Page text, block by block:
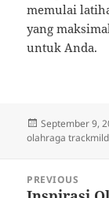
memulai
yang
untuk Anda.
Posted
on
September 9,
olahraga trackmild
navigation
PREVIOUS